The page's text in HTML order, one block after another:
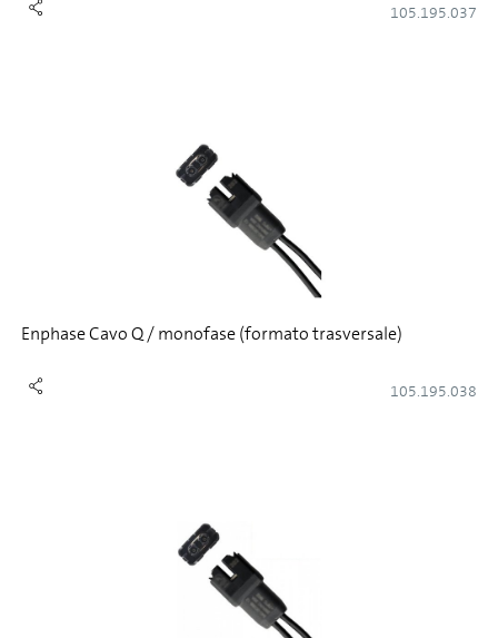
105.195.037
Enphase Cavo Q / monofase (formato trasversale)
105.195.038